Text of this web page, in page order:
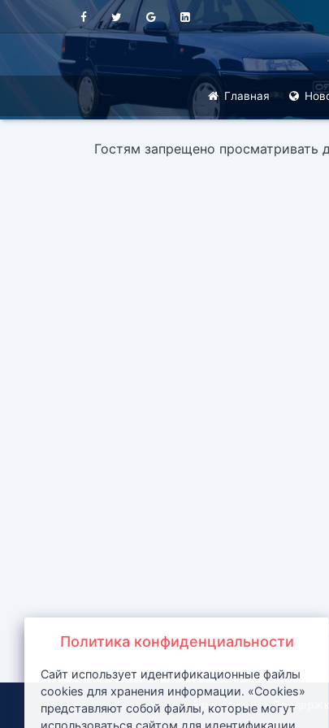
Главная
Гостям запрещено просматривать
Главная Новости
Политика конфиденциальности
Сайт использует идентификационные файлы
cookies для хранения информации. «Cookies»
представляют собой файлы, которые могут
использоваться сайтом для идентификации